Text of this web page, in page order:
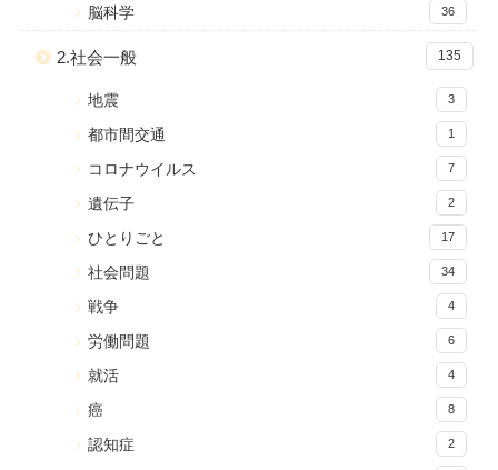
脳科学 36
2.社会一般 135
地震 3
都市間交通 1
コロナウイルス 7
遺伝子 2
ひとりごと 17
社会問題 34
戦争 4
労働問題 6
就活 4
癌 8
認知症 2